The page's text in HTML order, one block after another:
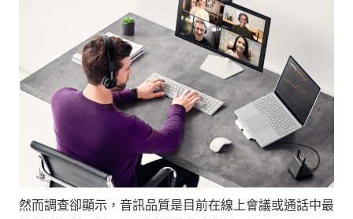
然而調查卻顯示，音訊品質是目前在線上會議或通話中最